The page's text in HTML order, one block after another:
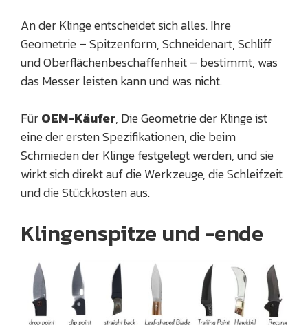
An der Klinge entscheidet sich alles. Ihre
Geometrie – Spitzenform, Schneidenart, Schliff
und Oberflächenbeschaffenheit – bestimmt, was
das Messer leisten kann und was nicht.
FürOEM-Käufer, Die Geometrie der Klinge ist
eine der ersten Spezifikationen, die beim
Schmieden der Klinge festgelegt werden, und sie
wirkt sich direkt auf die Werkzeuge, die Schleifzeit
und die Stückkosten aus.
Klingenspitze und -ende